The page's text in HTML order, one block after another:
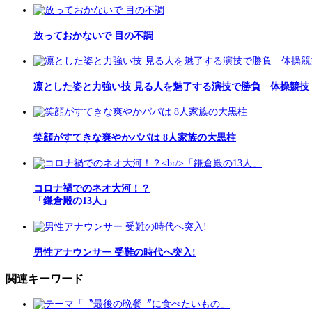
放っておかないで 目の不調
凛とした姿と力強い技 見る人を魅了する演技で勝負 体操競
笑顔がすてきな爽やかパパは 8人家族の大黒柱
コロナ禍でのネオ大河！？
「鎌倉殿の13人」
男性アナウンサー 受難の時代へ突入!
関連キーワード